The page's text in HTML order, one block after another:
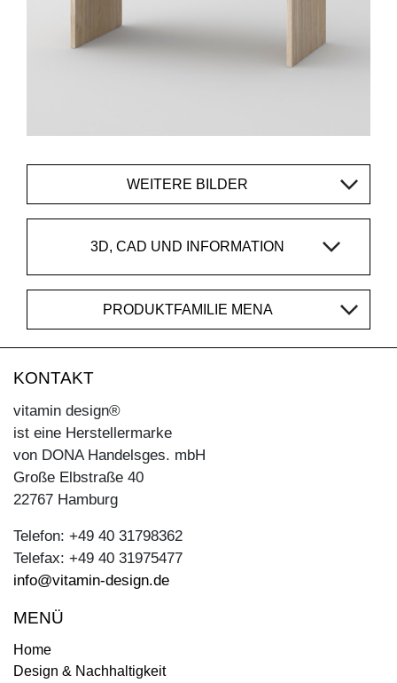
WEITERE BILDER
3D, CAD UND INFORMATION
PRODUKTFAMILIE MENA
KONTAKT
vitamin design®
ist eine Herstellermarke
von DONA Handelsges. mbH
Große Elbstraße 40
22767 Hamburg
Telefon: +49 40 31798362
Telefax: +49 40 31975477
info@vitamin-design.de
MENÜ
Home
Design & Nachhaltigkeit